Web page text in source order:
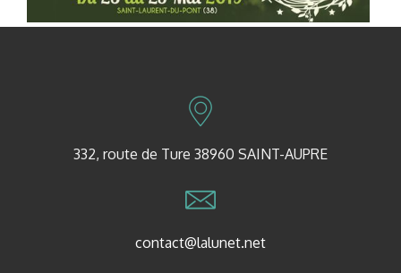
332, route de Ture 38960 SAINT-AUPRE
contact@lalunet.net